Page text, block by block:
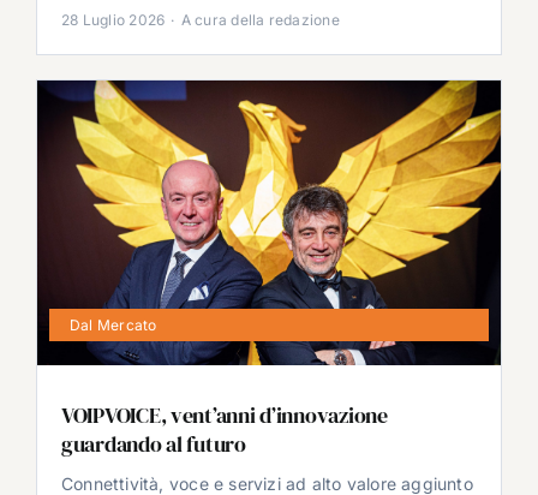
28 Luglio 2026 · A cura della redazione
Dal Mercato
VOIPVOICE, vent’anni d’innovazione
guardando al futuro
Connettività, voce e servizi ad alto valore aggiunto